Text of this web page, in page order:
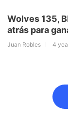
Wolves 135,
atrás para
Juan Robles 4